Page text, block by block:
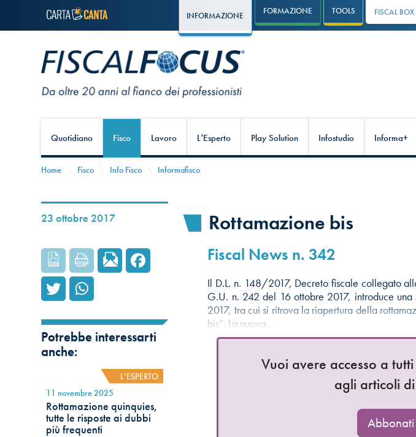
INFORMAZIONE FORMAZIONE TOOLS FISCAL BOX
Quotidiano Fisco Lavoro L’Esperto Play Solution Infostudio Informa+
Home Fisco Info Fisco Informafisco
23 ottobre 2017
Potrebbe interessarti
anche:
L’ESPERTO
11 novembre 2025
Rottamazione quinquies,
tutte le risposte ai dubbi
più frequenti
Rottamazione bis
Fiscal News n. 342
Il D.L. n. 148/2017, Decreto fiscale collegato
G.U. n. 242 del 16 ottobre 2017, introduce
2017, tra cui si ritrova la riapertura della
bis”. La nuova…
Vuoi avere accesso a
agli articoli